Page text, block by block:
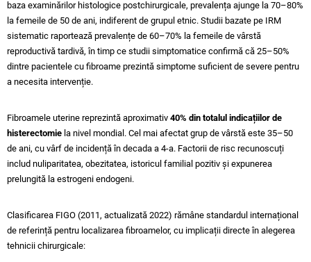
baza examinărilor histologice postchirurgicale, prevalența ajunge la 70–80%
la femeile de 50 de ani, indiferent de grupul etnic. Studii bazate pe IRM
sistematic raportează prevalențe de 60–70% la femeile de vârstă
reproductivă tardivă, în timp ce studii simptomatice confirmă că 25–50%
dintre pacientele cu fibroame prezintă simptome suficient de severe pentru
a necesita intervenție.
Fibroamele uterine reprezintă aproximativ 40% din totalul indicațiilor de
histerectomie la nivel mondial. Cel mai afectat grup de vârstă este 35–50
de ani, cu vârf de incidență în decada a 4-a. Factorii de risc recunoscuți
includ nuliparitatea, obezitatea, istoricul familial pozitiv și expunerea
prelungită la estrogeni endogeni.
Clasificarea FIGO (2011, actualizată 2022) rămâne standardul internațional
de referință pentru localizarea fibroamelor, cu implicații directe în alegerea
tehnicii chirurgicale: